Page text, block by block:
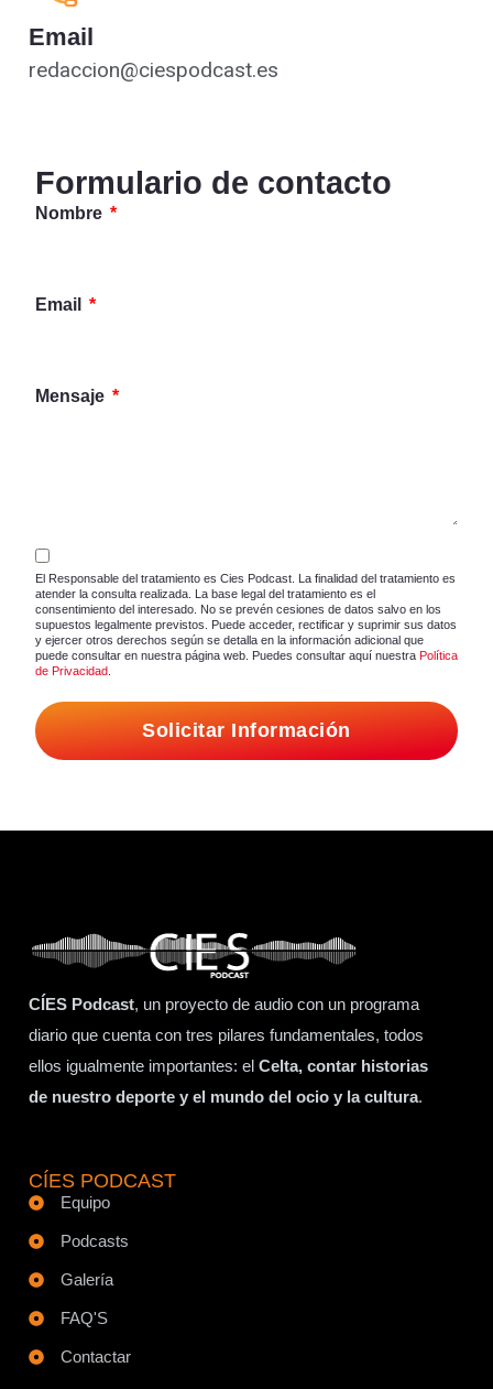
Email
redaccion@ciespodcast.es
Formulario de contacto
Nombre
Email
Mensaje
El Responsable del tratamiento es Cies Podcast. La finalidad del tratamiento es
atender la consulta realizada. La base legal del tratamiento es el
consentimiento del interesado. No se prevén cesiones de datos salvo en los
supuestos legalmente previstos. Puede acceder, rectificar y suprimir sus datos
y ejercer otros derechos según se detalla en la información adicional que
puede consultar en nuestra página web. Puedes consultar aquí nuestra Política
de Privacidad
Solicitar Información
CÍES Podcast, un proyecto de audio con un programa
diario que cuenta con tres pilares fundamentales, todos
ellos igualmente importantes: el Celta, contar historias
de nuestro deporte y el mundo del ocio y la cultura.
CÍES PODCAST
Equipo
Podcasts
Galería
FAQ'S
Contactar